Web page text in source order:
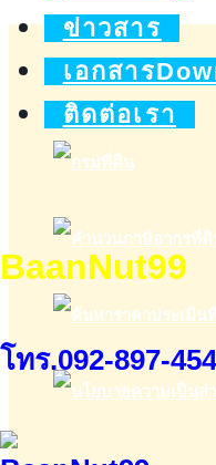
ข่าวสาร
เอกสาร
ติดต่อเรา
BaanNut99
โทร.092-897-